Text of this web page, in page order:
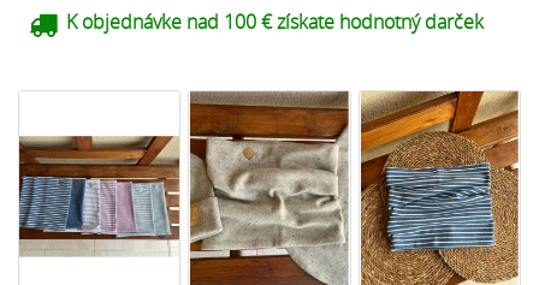
K objednávke nad 100 € získate hodnotný darček